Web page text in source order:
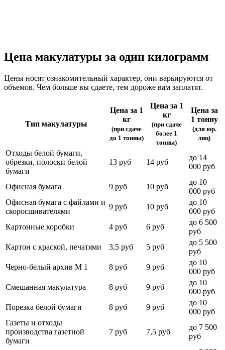
Цена макулатуры за один килограмм
Цены носят ознакомительный характер, они варьируются от
объемов. Чем больше вы сдаете, тем дороже вам заплатят.
Тип макулатуры
Цена за 1
кг
(при сдаче
до 1 тонны)
Цена за 1
кг
(при сдаче
более 1
тонны)
Цена за
1 тонну
(для юр.
лиц)
Отходы белой бумаги,
обрезки, полоски белой
бумаги
13 руб 14 руб
до 14
000 руб
Офисная бумага 9 руб 10 руб
до 10
000 руб
Офисная бумага с файлами и
скоросшивателями
9 руб 10 руб
до 10
000 руб
Картонные коробки
4 руб 6 руб
до 6 500
руб
Картон с краской, печатями
3,5 руб 5 руб
до 5 500
руб
Черно-белый архив М 1
8 руб 9 руб
до 10
000 руб
Смешанная макулатура
8 руб 9 руб
до 10
000 руб
Порезка белой бумаги
8 руб 9 руб
до 10
000 руб
Газеты и отходы
производства газетной
бумаги
7 руб 7,5 руб
до 7 500
руб